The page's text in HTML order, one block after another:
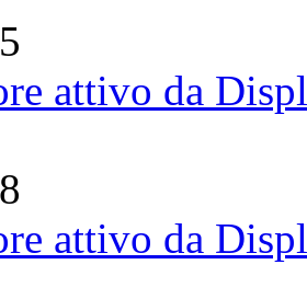
attivo da
attivo da